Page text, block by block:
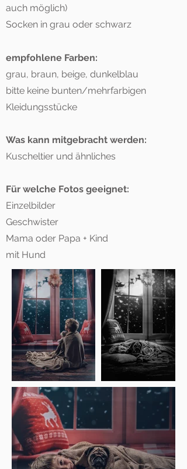
auch möglich)
Socken in grau oder schwarz
empfohlene Farben:
grau, braun, beige, dunkelblau
bitte keine bunten/mehrfarbigen
Kleidungsstücke
Was kann mitgebracht werden:
Kuscheltier und ähnliches
Für welche Fotos geeignet:
Einzelbilder
Geschwister
Mama oder Papa + Kind
mit Hund